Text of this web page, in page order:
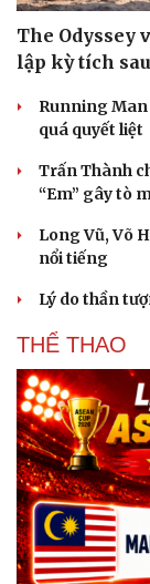
The Odyssey
lập kỳ tích
Running
quá quyết liệt
Trấn Thành
“Em” gây tò
Long Vũ, Võ
nổi tiếng
Lý do thần
THỂ THAO